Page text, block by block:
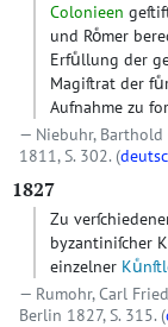
Colonieen
und Roͤmer
Erfuͤllung der
Magiſtrat der
Aufnahme zu
Niebuhr, Barthold
1811, S. 302. (
1827
Zu
byzantiniſcher
einzelner
Rumohr, Carl
Berlin 1827, S. 315. (